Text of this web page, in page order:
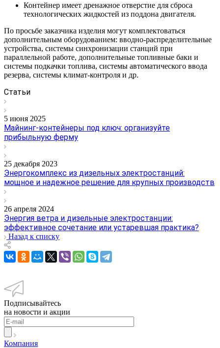
Контейнер имеет дренажное отверстие для сброса
технологических жидкостей из поддона двигателя.
По просьбе заказчика изделия могут комплектоваться
дополнительным оборудованием: вводно-распределительные
устройства, системы синхронизации станций при
параллельной работе, дополнительные топливные баки и
системы подкачки топлива, системы автоматического ввода
резерва, системы климат-контроля и др.
Статьи
5 июня 2025
Майнинг-контейнеры под ключ: организуйте
прибыльную ферму
25 декабря 2023
Энергокомплекс из дизельных электростанций:
мощное и надежное решение для крупных производств
26 апреля 2024
Энергия ветра и дизельные электростанции:
эффективное сочетание или устаревшая практика?
Назад к списку
Подписывайтесь
на новости и акции
Компания